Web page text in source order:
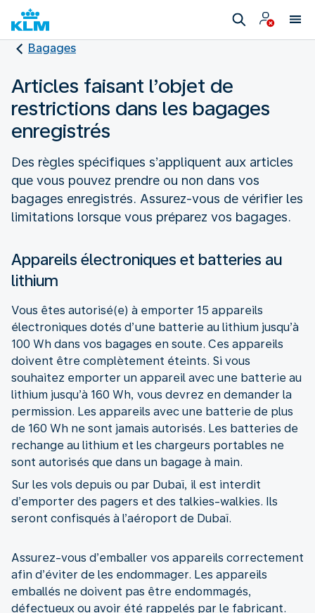
Bagages
Articles faisant l’objet de
restrictions dans les bagages
enregistrés
Des règles spécifiques s’appliquent aux articles
que vous pouvez prendre ou non dans vos
bagages enregistrés. Assurez-vous de vérifier les
limitations lorsque vous préparez vos bagages.
Appareils électroniques et batteries au
lithium
Vous êtes autorisé(e) à emporter 15 appareils
électroniques dotés d’une batterie au lithium jusqu’à
100 Wh dans vos bagages en soute. Ces appareils
doivent être complètement éteints. Si vous
souhaitez emporter un appareil avec une batterie au
lithium jusqu’à 160 Wh, vous devrez en demander la
permission. Les appareils avec une batterie de plus
de 160 Wh ne sont jamais autorisés. Les batteries de
rechange au lithium et les chargeurs portables ne
sont autorisés que dans un bagage à main.
Sur les vols depuis ou par Dubaï, il est interdit
d’emporter des pagers et des talkies-walkies. Ils
seront confisqués à l’aéroport de Dubaï.
Assurez-vous d’emballer vos appareils correctement
afin d’éviter de les endommager. Les appareils
emballés ne doivent pas être endommagés,
défectueux ou avoir été rappelés par le fabricant.